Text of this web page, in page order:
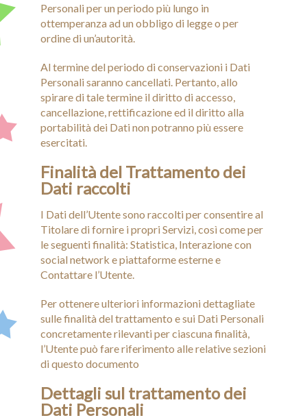
Personali per un periodo più lungo in
ottemperanza ad un obbligo di legge o per
ordine di un’autorità.
Al termine del periodo di conservazioni i Dati
Personali saranno cancellati. Pertanto, allo
spirare di tale termine il diritto di accesso,
cancellazione, rettificazione ed il diritto alla
portabilità dei Dati non potranno più essere
esercitati.
Finalità del Trattamento dei
Dati raccolti
I Dati dell’Utente sono raccolti per consentire al
Titolare di fornire i propri Servizi, così come per
le seguenti finalità: Statistica, Interazione con
social network e piattaforme esterne e
Contattare l’Utente.
Per ottenere ulteriori informazioni dettagliate
sulle finalità del trattamento e sui Dati Personali
concretamente rilevanti per ciascuna finalità,
l’Utente può fare riferimento alle relative sezioni
di questo documento
Dettagli sul trattamento dei
Dati Personali